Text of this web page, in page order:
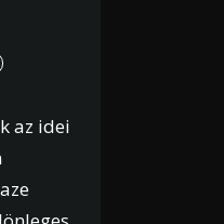
az idei